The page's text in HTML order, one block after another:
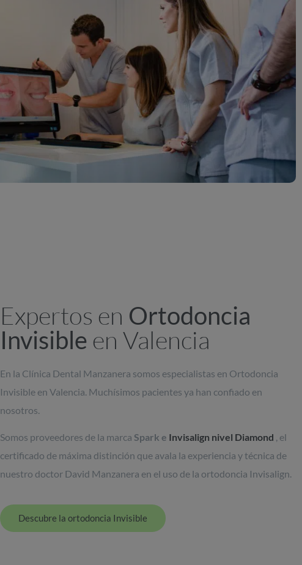
Expertos en Ortodoncia
Invisible en Valencia
En la Clínica Dental Manzanera somos especialistas en Ortodoncia
Invisible en Valencia. Muchísimos pacientes ya han confiado en
nosotros.
Somos proveedores de la marca Spark e Invisalign nivel Diamond , el
certificado de máxima distinción que avala la experiencia y técnica de
nuestro doctor David Manzanera en el uso de la ortodoncia Invisalign.
Descubre la ortodoncia Invisible